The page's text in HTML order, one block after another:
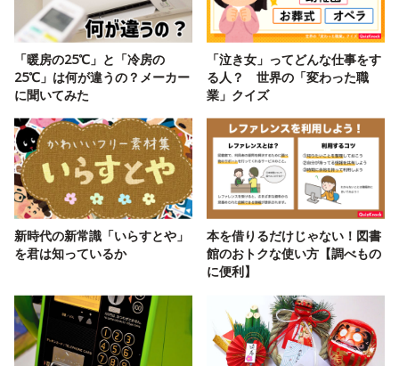
「暖房の25℃」と「冷房の
25℃」は何が違うの？メーカー
に聞いてみた
「泣き女」ってどんな仕事をす
る人？ 世界の「変わった職
業」クイズ
新時代の新常識「いらすとや」
を君は知っているか
本を借りるだけじゃない！図書
館のおトクな使い方【調べもの
に便利】